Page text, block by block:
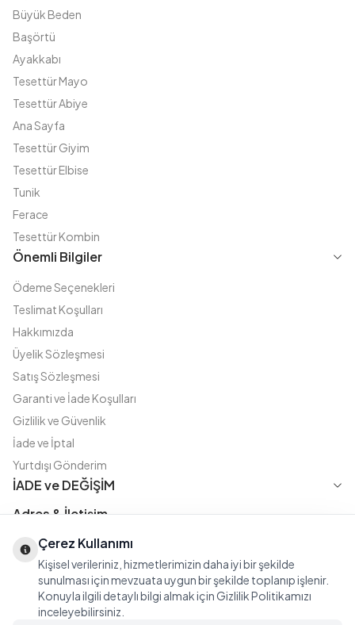
Büyük Beden
Başörtü
Ayakkabı
Tesettür Mayo
Tesettür Abiye
Ana Sayfa
Tesettür Giyim
Tesettür Elbise
Tunik
Ferace
Tesettür Kombin
Önemli Bilgiler
Ödeme Seçenekleri
Teslimat Koşulları
Hakkımızda
Üyelik Sözleşmesi
Satış Sözleşmesi
Garanti ve İade Koşulları
Gizlilik ve Güvenlik
İade ve İptal
Yurtdışı Gönderim
İADE ve DEĞİŞİM
Adres & İletişim
Fatih Cd. Akasya sok no:11 D.5 Merter - Güngören / İSTANBUL
08508111144
iletisim@modasena.com
Instagram
TikTok
X
Türkçe TL
Çerez Kullanımı
Kişisel verileriniz, hizmetlerimizin daha iyi bir şekilde
sunulması için mevzuata uygun bir şekilde toplanıp işlenir.
Konuyla ilgili detaylı bilgi almak için Gizlilik Politikamızı
inceleyebilirsiniz.